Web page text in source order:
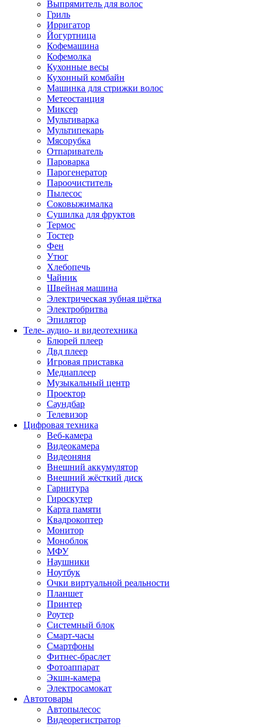
Выпрямитель для волос
Гриль
Ирригатор
Йогуртница
Кофемашина
Кофемолка
Кухонные весы
Кухонный комбайн
Машинка для стрижки волос
Метеостанция
Миксер
Мультиварка
Мультипекарь
Мясорубка
Отпариватель
Пароварка
Парогенератор
Пароочиститель
Пылесос
Соковыжималка
Сушилка для фруктов
Термос
Тостер
Фен
Утюг
Хлебопечь
Чайник
Швейная машина
Электрическая зубная щётка
Электробритва
Эпилятор
Теле- аудио- и видеотехника
Блюрей плеер
Двд плеер
Игровая приставка
Медиаплеер
Музыкальный центр
Проектор
Саундбар
Телевизор
Цифровая техника
Веб-камера
Видеокамера
Видеоняня
Внешний аккумулятор
Внешний жёсткий диск
Гарнитура
Гироскутер
Карта памяти
Квадрокоптер
Монитор
Моноблок
МФУ
Наушники
Ноутбук
Очки виртуальной реальности
Планшет
Принтер
Роутер
Системный блок
Смарт-часы
Смартфоны
Фитнес-браслет
Фотоаппарат
Экшн-камера
Электросамокат
Автотовары
Автопылесос
Видеорегистратор